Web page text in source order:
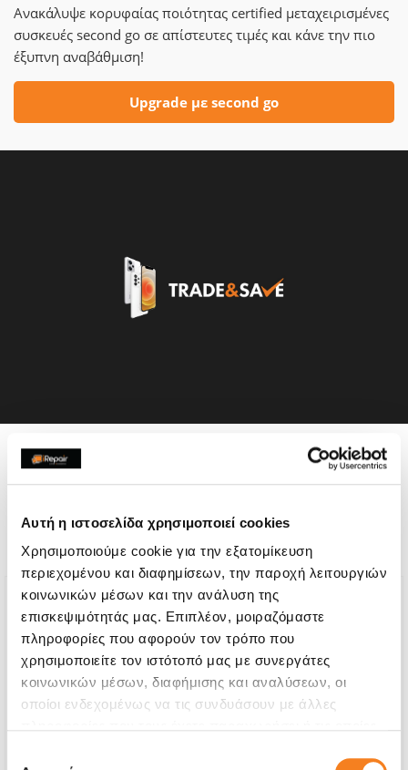
Αυτή η ιστοσελίδα χρησιμοποιεί cookies
Χρησιμοποιούμε cookie για την εξατομίκευση
περιεχομένου και διαφημίσεων, την παροχή λειτουργιών
κοινωνικών μέσων και την ανάλυση της
επισκεψιμότητάς μας. Επιπλέον, μοιραζόμαστε
πληροφορίες που αφορούν τον τρόπο που
χρησιμοποιείτε τον ιστότοπό μας με συνεργάτες
κοινωνικών μέσων, διαφήμισης και αναλύσεων, οι
οποίοι ενδεχομένως να τις συνδυάσουν με άλλες
Ανακάλυψε κορυφαίας ποιότητας certified μεταχειρισμένες
συσκευές second go σε απίστευτες τιμές και κάνε την πιο
έξυπνη αναβάθμιση!
Upgrade με second go
Η συσκευή σου μπορεί να
τις παρακάτω επισκευές: